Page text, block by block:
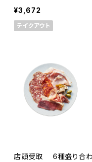
ス・バスク、オーヴェルニ＞
¥3,672
テイクアウト
店頭受取 6種盛り合わ